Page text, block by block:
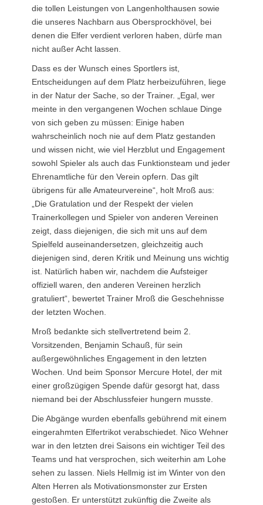
die tollen Leistungen von Langenholthausen sowie
die unseres Nachbarn aus Obersprockhövel, bei
denen die Elfer verdient verloren haben, dürfe man
nicht außer Acht lassen.
Dass es der Wunsch eines Sportlers ist,
Entscheidungen auf dem Platz herbeizuführen, liege
in der Natur der Sache, so der Trainer. „Egal, wer
meinte in den vergangenen Wochen schlaue Dinge
von sich geben zu müssen: Einige haben
wahrscheinlich noch nie auf dem Platz gestanden
und wissen nicht, wie viel Herzblut und Engagement
sowohl Spieler als auch das Funktionsteam und jeder
Ehrenamtliche für den Verein opfern. Das gilt
übrigens für alle Amateurvereine“, holt Mroß aus:
„Die Gratulation und der Respekt der vielen
Trainerkollegen und Spieler von anderen Vereinen
zeigt, dass diejenigen, die sich mit uns auf dem
Spielfeld auseinandersetzen, gleichzeitig auch
diejenigen sind, deren Kritik und Meinung uns wichtig
ist. Natürlich haben wir, nachdem die Aufsteiger
offiziell waren, den anderen Vereinen herzlich
gratuliert“, bewertet Trainer Mroß die Geschehnisse
der letzten Wochen.
Mroß bedankte sich stellvertretend beim 2.
Vorsitzenden, Benjamin Schauß, für sein
außergewöhnliches Engagement in den letzten
Wochen. Und beim Sponsor Mercure Hotel, der mit
einer großzügigen Spende dafür gesorgt hat, dass
niemand bei der Abschlussfeier hungern musste.
Die Abgänge wurden ebenfalls gebührend mit einem
eingerahmten Elfertrikot verabschiedet. Nico Wehner
war in den letzten drei Saisons ein wichtiger Teil des
Teams und hat versprochen, sich weiterhin am Lohe
sehen zu lassen. Niels Hellmig ist im Winter von den
Alten Herren als Motivationsmonster zur Ersten
gestoßen. Er unterstützt zukünftig die Zweite als